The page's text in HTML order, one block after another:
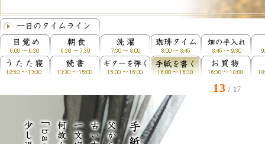
13 / 17